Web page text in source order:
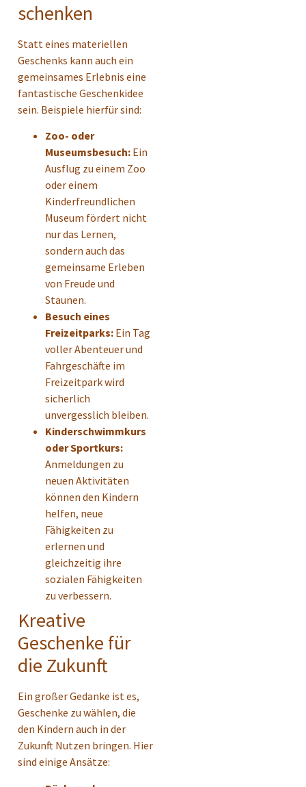
schenken
Statt eines materiellen
Geschenks kann auch ein
gemeinsames Erlebnis eine
fantastische Geschenkidee
sein. Beispiele hierfür sind:
Zoo- oder
Museumsbesuch: Ein
Ausflug zu einem Zoo
oder einem
Kinderfreundlichen
Museum fördert nicht
nur das Lernen,
sondern auch das
gemeinsame Erleben
von Freude und
Staunen.
Besuch eines
Freizeitparks: Ein Tag
voller Abenteuer und
Fahrgeschäfte im
Freizeitpark wird
sicherlich
unvergesslich bleiben.
Kinderschwimmkurs
oder Sportkurs:
Anmeldungen zu
neuen Aktivitäten
können den Kindern
helfen, neue
Fähigkeiten zu
erlernen und
gleichzeitig ihre
sozialen Fähigkeiten
zu verbessern.
Kreative
Geschenke für
die Zukunft
Ein großer Gedanke ist es,
Geschenke zu wählen, die
den Kindern auch in der
Zukunft Nutzen bringen. Hier
sind einige Ansätze: